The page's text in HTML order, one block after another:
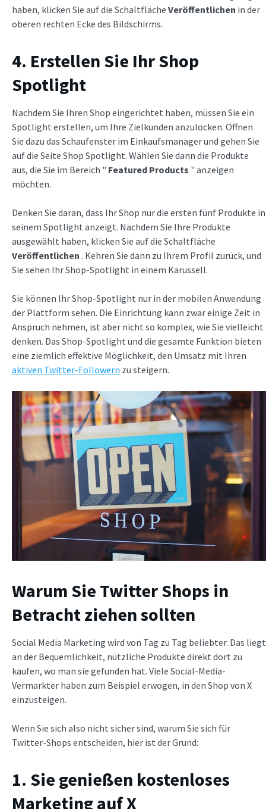
haben, klicken Sie auf die Schaltfläche Veröffentlichen in der
oberen rechten Ecke des Bildschirms.
4. Erstellen Sie Ihr Shop
Spotlight
Nachdem Sie Ihren Shop eingerichtet haben, müssen Sie ein
Spotlight erstellen, um Ihre Zielkunden anzulocken. Öffnen
Sie dazu das Schaufenster im Einkaufsmanager und gehen Sie
auf die Seite Shop Spotlight. Wählen Sie dann die Produkte
aus, die Sie im Bereich " Featured Products " anzeigen
möchten.
Denken Sie daran, dass Ihr Shop nur die ersten fünf Produkte in
seinem Spotlight anzeigt. Nachdem Sie Ihre Produkte
ausgewählt haben, klicken Sie auf die Schaltfläche
Veröffentlichen . Kehren Sie dann zu Ihrem Profil zurück, und
Sie sehen Ihr Shop-Spotlight in einem Karussell.
Sie können Ihr Shop-Spotlight nur in der mobilen Anwendung
der Plattform sehen. Die Einrichtung kann zwar einige Zeit in
Anspruch nehmen, ist aber nicht so komplex, wie Sie vielleicht
denken. Das Shop-Spotlight und die gesamte Funktion bieten
eine ziemlich effektive Möglichkeit, den Umsatz mit Ihren
aktiven Twitter-Followern zu steigern.
Warum Sie Twitter Shops in
Betracht ziehen sollten
Social Media Marketing wird von Tag zu Tag beliebter. Das liegt
an der Bequemlichkeit, nützliche Produkte direkt dort zu
kaufen, wo man sie gefunden hat. Viele Social-Media-
Vermarkter haben zum Beispiel erwogen, in den Shop von X
einzusteigen.
Wenn Sie sich also nicht sicher sind, warum Sie sich für
Twitter-Shops entscheiden, hier ist der Grund:
1. Sie genießen kostenloses
Marketing auf X